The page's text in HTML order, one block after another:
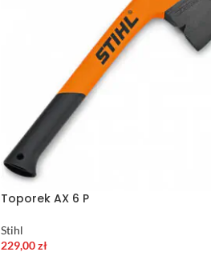
Toporek AX 6 P
Stihl
229,00zł